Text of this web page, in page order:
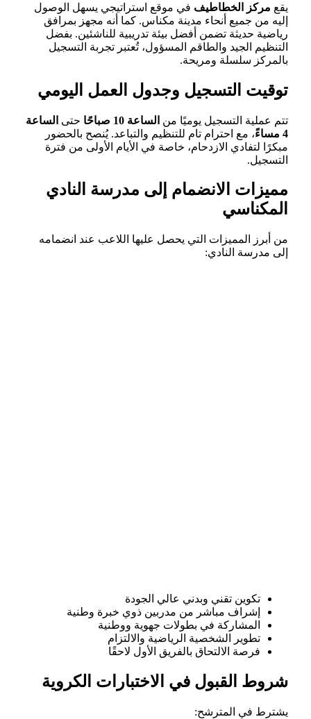
يقعمركز الخطاطيففي موقع استراتيجي يسهل الوصول
إليه من جميع أنحاء مدينة مكناس. كما أنه مجهز بمرافق
رياضية حديثة تضمن أفضل بيئة تدريبية للناشئين. بفضل
التنظيم الجيد والطاقم المسؤول، تُعتبر تجربة التسجيل
بالمركز سلسلة ومريحة.
توقيت التسجيل وجدول العمل اليومي
تتم عملية التسجيل يوميًا منالساعة 10 صباحًا حتى الساعة
، مع احترام تام للتنظيم والتباعد. يُنصح بالحضور
مبكرًا لتفادي الازدحام، خاصة في الأيام الأولى من فترة
التسجيل.
مميزات الانضمام إلى مدرسة النادي
المكناسي
من أبرز المميزات التي يحصل عليها اللاعب عند انضمامه
إلى مدرسة النادي:
تكوين تقني وبدني عالي الجودة
إشراف مباشر من مدربين ذوي خبرة وطنية
المشاركة في بطولات جهوية ووطنية
تطوير الشخصية الرياضية والالتزام
فرصة الالتحاق بالفريق الأول لاحقًا
شروط القبول في الاختبارات الكروية
يشترط في المترشح: